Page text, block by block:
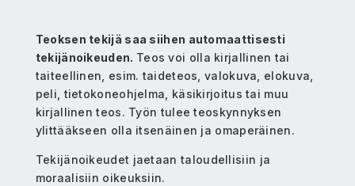
Teoksen tekijä saa siihen automaattisesti
tekijänoikeuden. Teos voi olla kirjallinen tai
taiteellinen, esim. taideteos, valokuva, elokuva,
peli, tietokoneohjelma, käsikirjoitus tai muu
kirjallinen teos. Työn tulee teoskynnyksen
ylittääkseen olla itsenäinen ja omaperäinen.
Tekijänoikeudet jaetaan taloudellisiin ja
moraalisiin oikeuksiin.